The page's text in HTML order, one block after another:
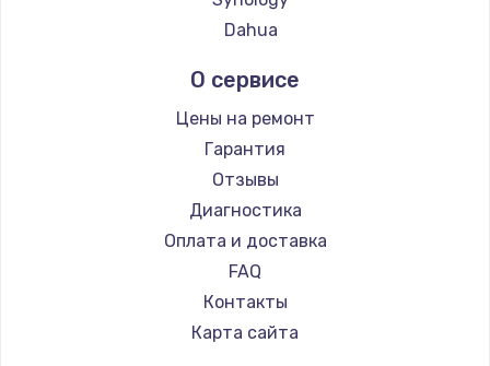
Dahua
О сервисе
Цены на ремонт
Гарантия
Отзывы
Диагностика
Оплата и доставка
FAQ
Контакты
Карта сайта